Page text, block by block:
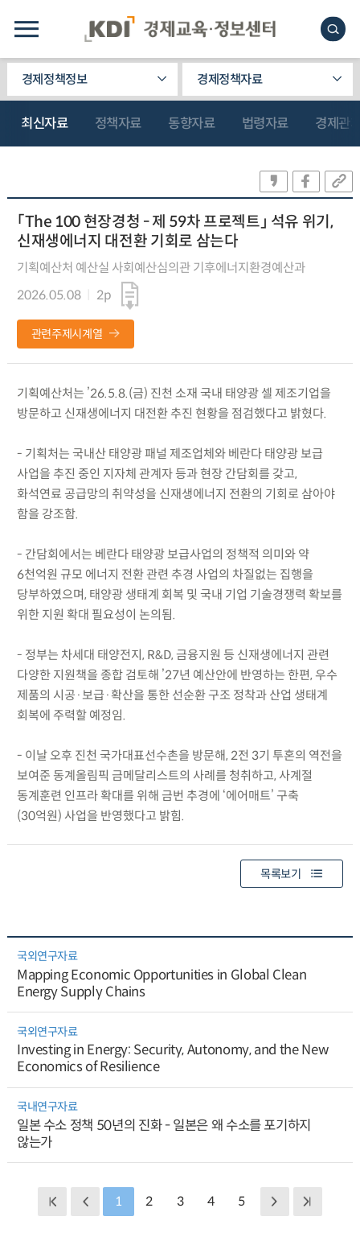
경제정책정보 경제정책자료
최신자료 정책자료 동향자료 법령자료 경제관
「The 100 현장경청 - 제 59차 프로젝트」 석유 위기,
신재생에너지 대전환 기회로 삼는다
기획예산처 예산실 사회예산심의관 기후에너지환경예산과
2026.05.08
2p
관련주제시계열
기획예산처는 ’26.5.8.(금) 진천 소재 국내 태양광 셀 제조기업을
방문하고 신재생에너지 대전환 추진 현황을 점검했다고 밝혔다.
- 기획처는 국내산 태양광 패널 제조업체와 베란다 태양광 보급
사업을 추진 중인 지자체 관계자 등과 현장 간담회를 갖고,
화석연료 공급망의 취약성을 신재생에너지 전환의 기회로 삼아야
함을 강조함.
- 간담회에서는 베란다 태양광 보급사업의 정책적 의미와 약
6천억원 규모 에너지 전환 관련 추경 사업의 차질없는 집행을
당부하였으며, 태양광 생태계 회복 및 국내 기업 기술경쟁력 확보를
위한 지원 확대 필요성이 논의됨.
- 정부는 차세대 태양전지, R&D, 금융지원 등 신재생에너지 관련
다양한 지원책을 종합 검토해 ’27년 예산안에 반영하는 한편, 우수
제품의 시공·보급·확산을 통한 선순환 구조 정착과 산업 생태계
회복에 주력할 예정임.
- 이날 오후 진천 국가대표선수촌을 방문해, 2전 3기 투혼의 역전을
보여준 동계올림픽 금메달리스트의 사례를 청취하고, 사계절
동계훈련 인프라 확대를 위해 금번 추경에 ‘에어매트’ 구축
(30억원) 사업을 반영했다고 밝힘.
목록보기
국외연구자료
Mapping Economic Opportunities in Global Clean
Energy Supply Chains
국외연구자료
Investing in Energy: Security, Autonomy, and the New
Economics of Resilience
국내연구자료
일본 수소 정책 50년의 진화 - 일본은 왜 수소를 포기하지
않는가
1 2 3 4 5